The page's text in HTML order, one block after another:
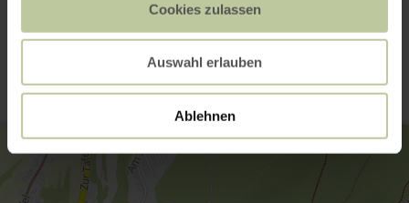
Cookies zulassen
Auswahl erlauben
Ablehnen
Contact